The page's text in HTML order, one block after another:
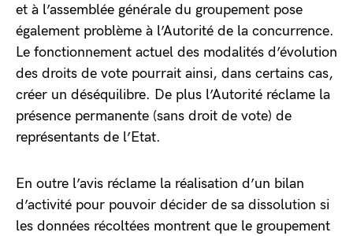
et à l’assemblée générale du groupement pose
également problème à l’Autorité de la concurrence.
Le fonctionnement actuel des modalités d’évolution
des droits de vote pourrait ainsi, dans certains cas,
créer un déséquilibre. De plus l’Autorité réclame la
présence permanente (sans droit de vote) de
représentants de l’Etat.
En outre l’avis réclame la réalisation d’un bilan
d’activité pour pouvoir décider de sa dissolution si
les données récoltées montrent que le groupement